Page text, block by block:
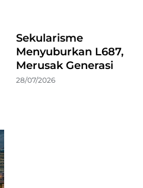
Sekularisme
Menyuburkan L687,
Merusak Generasi
28/07/2026